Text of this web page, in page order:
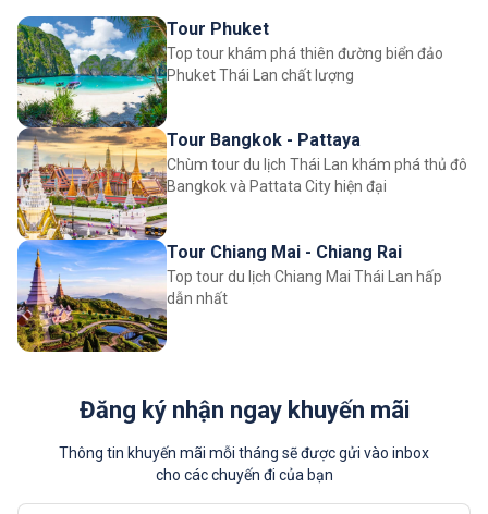
Tour Phuket
Top tour khám phá thiên đường biển đảo
Phuket Thái Lan chất lượng
Tour Bangkok - Pattaya
Chùm tour du lịch Thái Lan khám phá thủ đô
Bangkok và Pattata City hiện đại
Tour Chiang Mai - Chiang Rai
Top tour du lịch Chiang Mai Thái Lan hấp
dẫn nhất
Đăng ký nhận ngay khuyến mãi
Thông tin khuyến mãi mỗi tháng sẽ được gửi vào inbox
cho các chuyến đi của bạn